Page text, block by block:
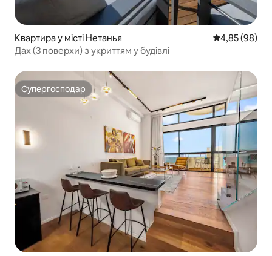
Квартира у місті Нетанья Середня
4,85 (98)
Дах (3 поверхи) з укриттям у будівлі
Супергосподар
Супергосподар